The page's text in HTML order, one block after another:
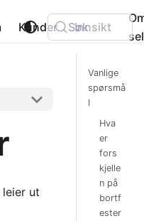
Kunder Innsikt
Søk
ut
Vanlige
spørsmå
l
Hva
er
fors
kjelle
n på
bortf
ester